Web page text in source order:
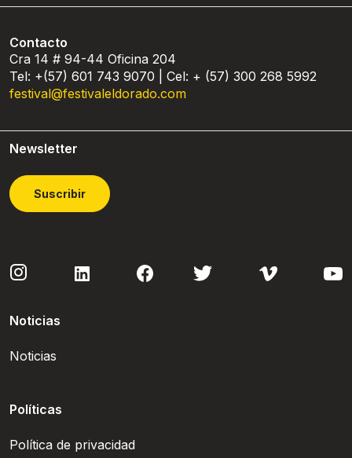
Contacto
Cra 14 # 94-44 Oficina 204
Tel: +(57) 601 743 9070 | Cel: + (57) 300 268 5992
festival@festivaleldorado.com
Newsletter
Suscribir
Noticias
Noticias
Políticas
Política de privacidad